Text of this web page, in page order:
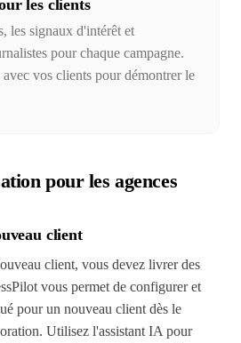
les clients
les signaux d'intérêt et
pour chaque campagne.
avec vos clients pour démontrer le
pour les agences
client
client, vous devez livrer des
vous permet de configurer et
pour un nouveau client dès le
Utilisez l'assistant IA pour